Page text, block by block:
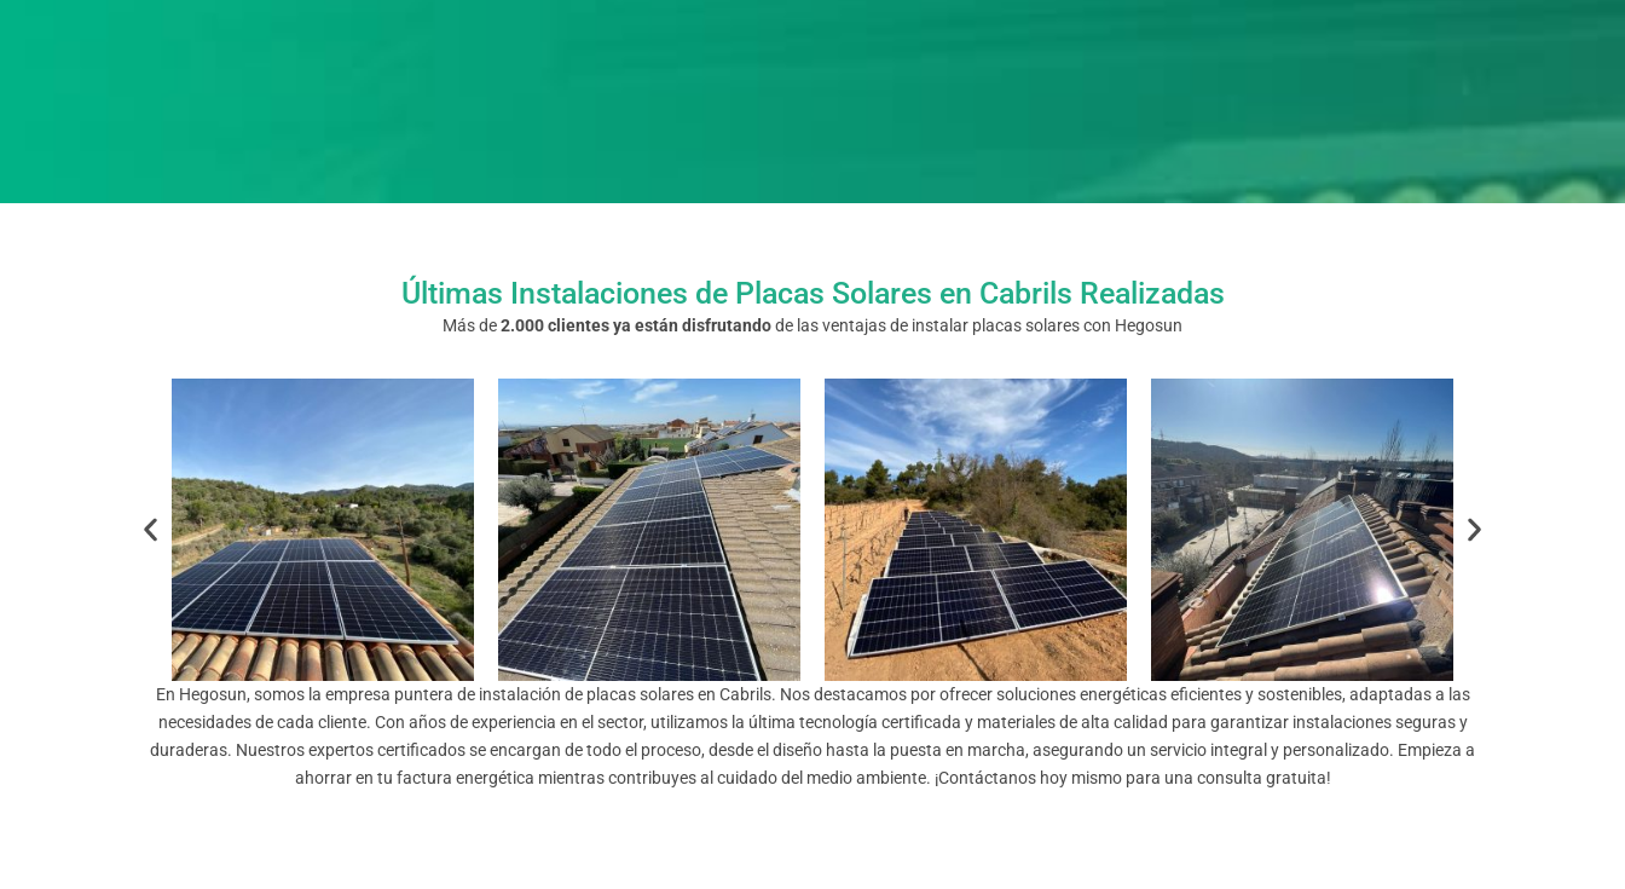
Últimas Instalaciones de Placas Solares en Cabrils Realizadas
Más de2.000 clientes ya están disfrutandode las ventajas de instalar placas solares con Hegosun
En Hegosun, somos la empresa puntera de instalación de placas solares en Cabrils. Nos destacamos por ofrecer soluciones energéticas eficientes y sostenibles, adaptadas a las
necesidades de cada cliente. Con años de experiencia en el sector, utilizamos la última tecnología certificada y materiales de alta calidad para garantizar instalaciones seguras y
duraderas. Nuestros expertos certificados se encargan de todo el proceso, desde el diseño hasta la puesta en marcha, asegurando un servicio integral y personalizado. Empieza a
ahorrar en tu factura energética mientras contribuyes al cuidado del medio ambiente. ¡Contáctanos hoy mismo para una consulta gratuita!